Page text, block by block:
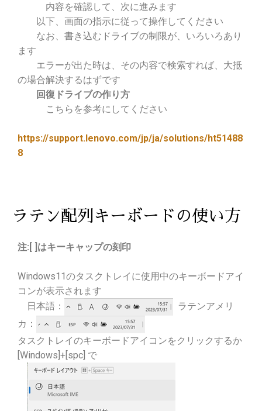
内容を確認して、次に進みます
以下、画面の指示に従って操作してください
なお、書き込むドライブの制限が、いろいろあり
ます
エラーが出た時は、その内容で検索すれば、大抵
の場合解決するはずです
回復ドライブの作り方
こちらを参考にしてください
https://support.lenovo.com/jp/ja/solutions/ht51488
8
ラテン配列キーボードの使い方
注:[ ]はキーキャップの刻印
Windows11のタスクトレイに使用中のキーボードアイ
コンが表示されます
日本語：
ラテンアメリ
カ：
タスクトレイのキーボードアイコンをクリックするか
[Windows]+[spc] で